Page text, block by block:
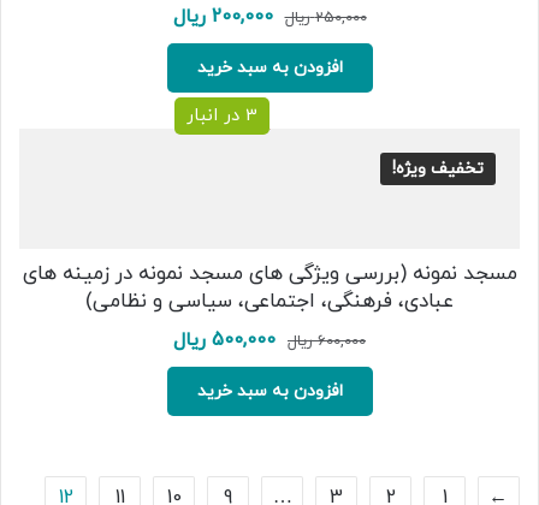
250,000 ریال قیمت
اصلی:
250,000 ریال
بود.
200,000 ریالقیمت
فعلی:
افزودن به سبد خرید
تخفیف ویژه!
3 در انبار
مسجد نمونه (بررسی ویژگی های مسجد نمونه در زمینه های
عبادی، فرهنگی، اجتماعی، سیاسی و نظامی)
600,000 ریال قیمت
اصلی:
600,000 ریال
بود.
500,000 ریالقیمت
فعلی:
افزودن به سبد خرید
→
1
2
3
…
9
10
11
12